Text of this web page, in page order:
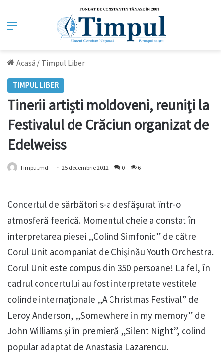
Meniu
Acasă / Timpul Liber
TIMPUL LIBER
Tinerii artiști moldoveni, reuniţi la
Festivalul de Crăciun organizat de
Edelweiss
Timpul.md 25 decembrie 2012 0 6
Concertul de sărbători s-a desfăşurat într-o
atmosferă feerică. Momentul cheie a constat în
interpretarea piesei „Colind Simfonic” de către
Corul Unit acompaniat de Chişinău Youth Orchestra.
Corul Unit este compus din 350 persoane! La fel, în
cadrul concertului au fost interpretate vestitele
colinde internaţionale „A Christmas Festival” de
Leroy Anderson, „Somewhere in my memory” de
John Williams şi în premieră „Silent Night”, colind
popular adaptat de Anastasia Lazarencu.